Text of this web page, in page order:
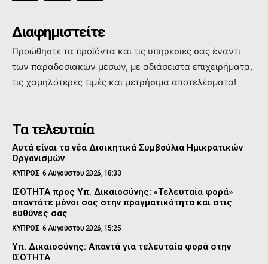
Διαφημιστείτε
Προώθηστε τα προϊόντα και τις υπηρεσιες σας έναντι
των παραδοσιακών μέσων, με αδιάσειστα επιχειρήματα,
τις χαμηλότερες τιμές και μετρήσιμα αποτελέσματα!
Τα τελευταία
Αυτά είναι τα νέα Διοικητικά Συμβούλια Ημικρατικών
Οργανισμών
ΚΥΠΡΟΣ 6 Αυγούστου 2026, 18:33
ΙΣΟΤΗΤΑ προς Υπ. Δικαιοσύνης: «Τελευταία φορά»
απαντάτε μόνοι σας στην πραγματικότητα και στις
ευθύνες σας
ΚΥΠΡΟΣ 6 Αυγούστου 2026, 15:25
Υπ. Δικαιοσύνης: Απαντά για τελευταία φορά στην
ΙΣΟΤΗΤΑ